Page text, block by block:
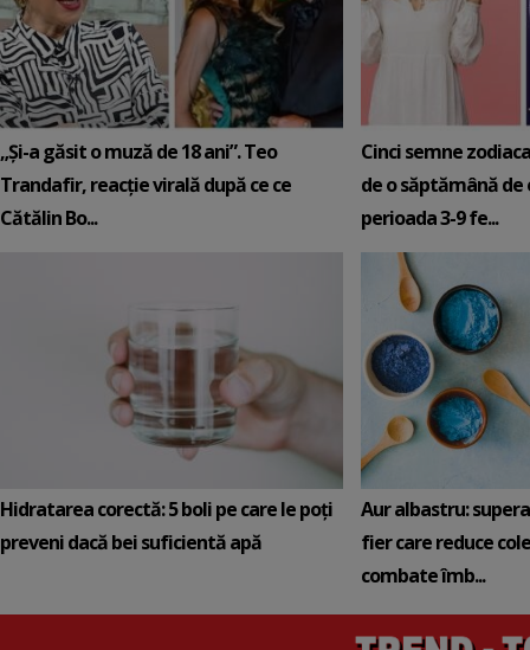
„Și-a găsit o muză de 18 ani”. Teo
Trandafir, reacție virală după ce ce
Cătălin Bo...
Cinci semne
de o săptămână de
perioada 3-9 fe...
Hidratarea corectă: 5 boli pe care le poți
preveni dacă bei suficientă apă
Aur albastru:
fier care reduce
combate îmb...